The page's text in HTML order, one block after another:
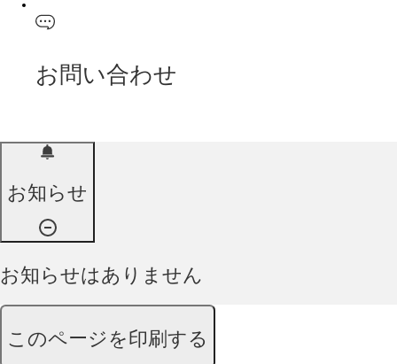
お問い合わせ
お知らせ
お知らせはありません
このページを印刷する